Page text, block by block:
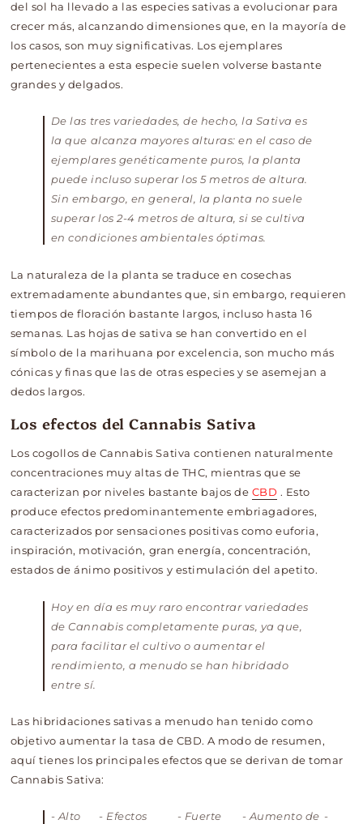
del sol ha llevado a las especies sativas a evolucionar para
crecer más, alcanzando dimensiones que, en la mayoría de
los casos, son muy significativas. Los ejemplares
pertenecientes a esta especie suelen volverse bastante
grandes y delgados.
De las tres variedades, de hecho, la Sativa es
la que alcanza mayores alturas: en el caso de
ejemplares genéticamente puros, la planta
puede incluso superar los 5 metros de altura.
Sin embargo, en general, la planta no suele
superar los 2-4 metros de altura, si se cultiva
en condiciones ambientales óptimas.
La naturaleza de la planta se traduce en cosechas
extremadamente abundantes que, sin embargo, requieren
tiempos de floración bastante largos, incluso hasta 16
semanas. Las hojas de sativa se han convertido en el
símbolo de la marihuana por excelencia, son mucho más
cónicas y finas que las de otras especies y se asemejan a
dedos largos.
Los efectos del Cannabis Sativa
Los cogollos de Cannabis Sativa contienen naturalmente
concentraciones muy altas de THC, mientras que se
caracterizan por niveles bastante bajos de CBD . Esto
produce efectos predominantemente embriagadores,
caracterizados por sensaciones positivas como euforia,
inspiración, motivación, gran energía, concentración,
estados de ánimo positivos y estimulación del apetito.
Hoy en día es muy raro encontrar variedades
de Cannabis completamente puras, ya que,
para facilitar el cultivo o aumentar el
rendimiento, a menudo se han hibridado
entre sí.
Las hibridaciones sativas a menudo han tenido como
objetivo aumentar la tasa de CBD. A modo de resumen,
aquí tienes los principales efectos que se derivan de tomar
Cannabis Sativa:
- Alto
- Efectos
- Fuerte
- Aumento de -